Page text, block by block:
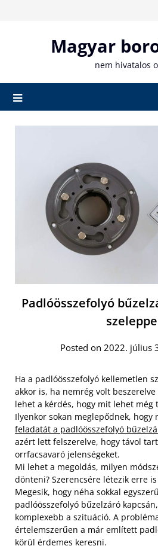
Magyar
nem hivatalos
Padlóösszefolyó
Posted on 2022. július
Ha a padlóösszefolyó kellemetlen
akkor is, ha nemrég volt
lehet a kérdés, hogy mit lehet még
Ilyenkor sokan meglepődnek, hogy
feladatát a padlóösszefolyó
azért lett felszerelve, hogy távol
orrfacsavaró jelenségeket.
Mi lehet a megoldás, milyen
dönteni? Szerencsére létezik erre
Megesik, hogy néha sokkal
padlóösszefolyó bűzelzáró
komplexebb a szituáció. A
értelemszerűen a már említett
körül érdemes keresni.